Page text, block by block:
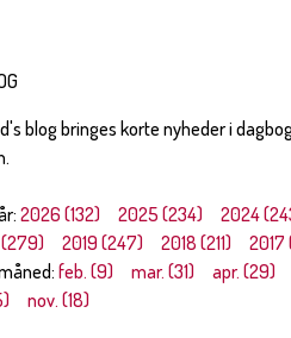
blog bringes korte nyheder i
2026 (132) 2025 (234) 2024
2019 (247) 2018 (211)
feb. (9) mar. (31) apr. (29)
nov. (18)